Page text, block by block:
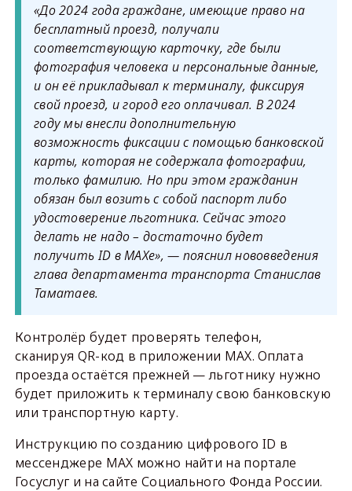
«До 2024 года граждане, имеющие право на
бесплатный проезд, получали
соответствующую карточку, где были
фотография человека и персональные данные,
и он её прикладывал к терминалу, фиксируя
свой проезд, и город его оплачивал. В 2024
году мы внесли дополнительную
возможность фиксации с помощью банковской
карты, которая не содержала фотографии,
только фамилию. Но при этом гражданин
обязан был возить с собой паспорт либо
удостоверение льготника. Сейчас этого
делать не надо – достаточно будет
получить ID в MAXe», — пояснил нововведения
глава департамента транспорта Станислав
Таматаев.
Контролёр будет проверять телефон,
сканируя QR-код в приложении MAX. Оплата
проезда остаётся прежней — льготнику нужно
будет приложить к терминалу свою банковскую
или транспортную карту.
Инструкцию по созданию цифрового ID в
мессенджере MAX можно найти на портале
Госуслуг и на сайте Социального Фонда России.